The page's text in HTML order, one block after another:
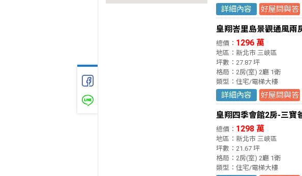
詳細內容 好屋問與答
皇翔峇里島景觀通風兩
總價： 1296 萬
地區：新北市 三峽區
坪數：27.87 坪
格局：2房(室) 2廳 1衛
類型：住宅/電梯大樓
詳細內容 好屋問與答
皇翔四季會館2房-三寶
總價： 1298 萬
地區：新北市 三峽區
坪數：21.67 坪
格局：2房(室) 2廳 1衛
類型：住宅/電梯大樓